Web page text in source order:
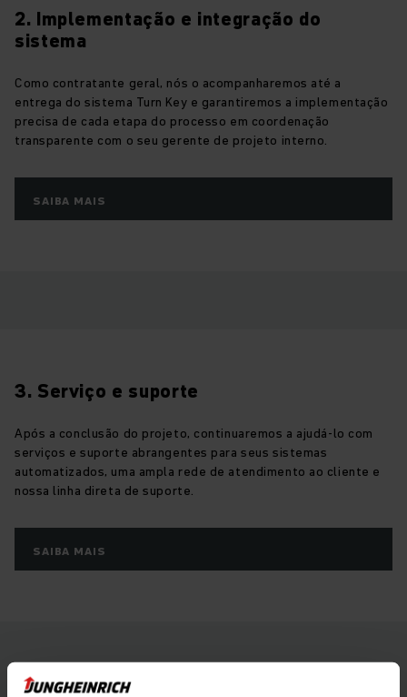
2. Implementação e integração do
sistema
Como contratante geral, nós o acompanharemos até a
entrega do sistema Turn Key e garantiremos a implementação
precisa de cada etapa do processo em coordenação
transparente com o seu gerente de projeto interno.
SAIBA MAIS
3. Serviço e suporte
Após a conclusão do projeto, continuaremos a ajudá-lo com
serviços e suporte abrangentes para seus sistemas
automatizados, uma ampla rede de atendimento ao cliente e
nossa linha direta de suporte.
SAIBA MAIS